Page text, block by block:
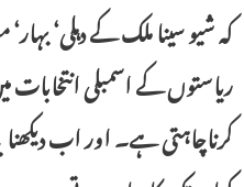
کہ شیو سینا ملک کے دہلی‘
ریاستوں کے اسمبلی انتخابات
کرناچاہتی ہے۔ اور اب